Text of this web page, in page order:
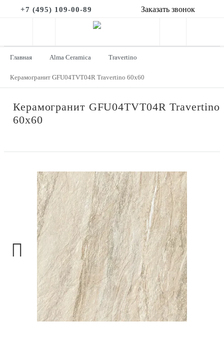
+7 (495) 109-00-89 Заказать звонок
Главная Alma Ceramica Travertino
Керамогранит GFU04TVT04R Travertino 60x60
Керамогранит GFU04TVT04R Travertino
60x60